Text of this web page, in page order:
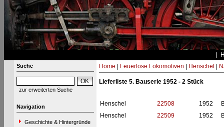
Suche
zur erweiterten Suche
Navigation
Geschichte & Hintergründe
Home Feuerlose Lokomotiven Henschel
Lieferliste 5. Bauserie 1952 - 2 Stück
Henschel 22508 1952
Henschel
22509 1952